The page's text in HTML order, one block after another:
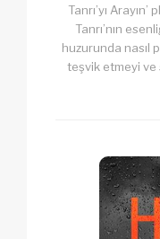
Tanrı’yı
Tanrı’nın
huzurunda nasıl
teşvik etmeyi ve